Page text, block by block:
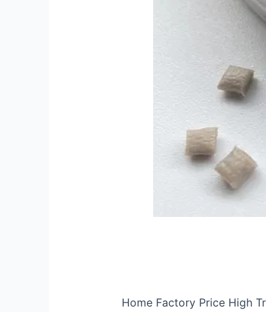
Home Factory Price High